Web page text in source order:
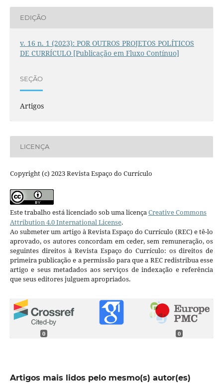
EDIÇÃO
v. 16 n. 1 (2023): POR OUTROS PROJETOS POLÍTICOS
DE CURRÍCULO [Publicação em Fluxo Contínuo]
SEÇÃO
Artigos
LICENÇA
Copyright (c) 2023 Revista Espaço do Currículo
Este trabalho está licenciado sob uma licençaCreative Commons
Attribution 4.0 International License.
Ao submeter um artigo à Revista Espaço do Currículo (REC) e tê-lo
aprovado, os autores concordam em ceder, sem remuneração, os
seguintes direitos à Revista Espaço do Currículo: os direitos de
primeira publicação e a permissão para que a REC redistribua esse
artigo e seus metadados aos serviços de indexação e referência
que seus editores julguem apropriados.
0 0
Artigos mais lidos pelo mesmo(s) autor(es)